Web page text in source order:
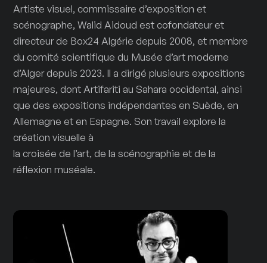
Artiste visuel, commissaire d’exposition et
scénographe, Walid Aidoud est cofondateur et
directeur de Box24 Algérie depuis 2008, et membre
du comité scientifique du Musée d’art moderne
d’Alger depuis 2023. Il a dirigé plusieurs expositions
majeures, dont Artifariti au Sahara occidental, ainsi
que des expositions indépendantes en Suède, en
Allemagne et en Espagne. Son travail explore la
création visuelle à
la croisée de l’art, de la scénographie et de la
réflexion muséale.